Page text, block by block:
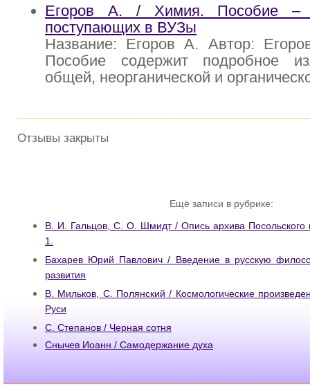
Егоров А. / Химия. Пособие –
поступающих в ВУЗы
Название: Егоров А. Автор:
Пособие содержит подробное
общей, неорганической и
Отзывы закрыты
Ещё записи в рубрике:
В. И. Гальцов, С. О. Шмидт / Опись архива Посольского
1.
Бахарев Юрий Павлович / Введение в русскую
развития
В. Мильков, С. Полянский / Космологические
Руси
С. Степанов / Черная сотня
Снычев Иоанн / Самодержание духа